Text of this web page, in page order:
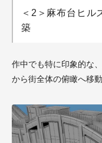
＜2＞麻布台ヒル
築
作中でも特に印象的な
から街全体の俯瞰へ移